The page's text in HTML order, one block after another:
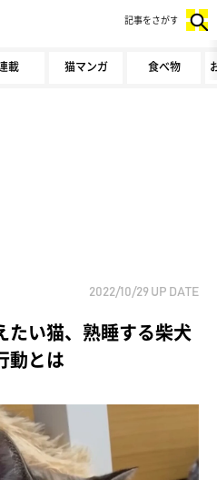
載 猫マンガ 食べ物
記事をさがす
2022/10/29 UP DATE
たい猫、熟睡する柴犬
動とは